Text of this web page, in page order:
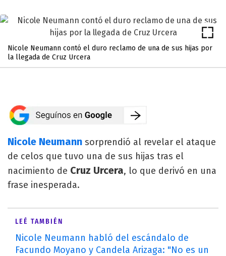
Nicole Neumann contó el duro reclamo de una de sus hijas por
la llegada de Cruz Urcera
Nicole Neumann sorprendió al revelar el ataque
de celos que tuvo una de sus hijas tras el
nacimiento de Cruz Urcera, lo que derivó en una
frase inesperada.
LEÉ TAMBIÉN
Nicole Neumann habló del escándalo de
Facundo Moyano y Candela Arizaga: "No es un